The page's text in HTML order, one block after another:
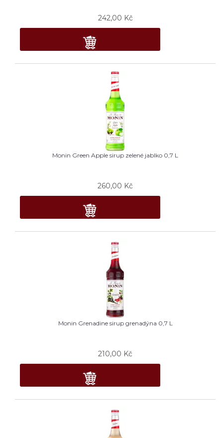
242,00 Kč
Monin Green Apple sirup zelené jablko 0,7 L
260,00 Kč
Monin Grenadine sirup grenadýna 0,7 L
210,00 Kč